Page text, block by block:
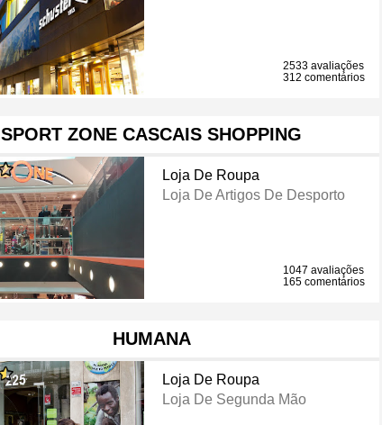
2533 avaliações
312 comentários
SPORT ZONE CASCAIS SHOPPING
Loja De Roupa
Loja De Artigos De Desporto
1047 avaliações
165 comentários
HUMANA
Loja De Roupa
Loja De Segunda Mão